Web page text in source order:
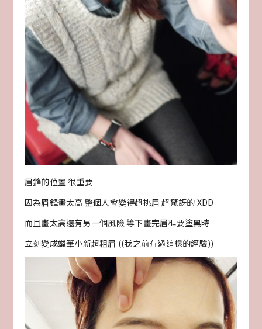
眉鋒的位置 很重要
因為眉鋒畫太高 整個人會變得超挑眉 超驚訝的 XDD
而且畫太高還有另一個風險 等下畫完眉框要塗黑時
立刻變成蠟筆小新超粗眉 ((我之前有過這樣的經驗))